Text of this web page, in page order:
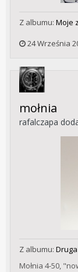
Z albumu: Moje
24 Września
mołnia
rafalczapa
Z albumu:
Mołnia 4-50,